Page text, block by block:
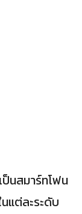
เป็นสมาร์ทโฟน
แต่ละระดับ